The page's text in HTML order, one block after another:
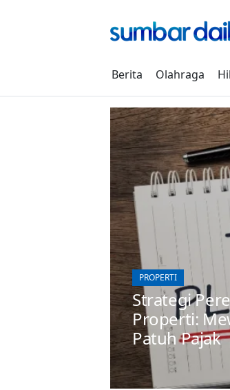
Berita Olahraga
PROPERTI
Strategi
Properti:
Patuh Pajak